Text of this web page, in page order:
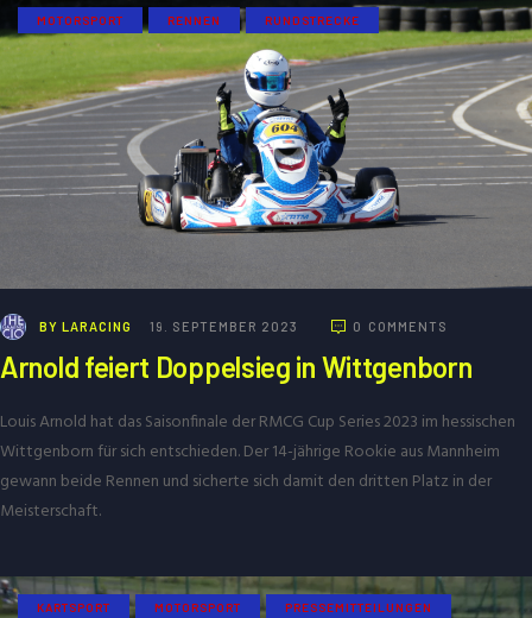
MOTORSPORT RENNEN RUNDSTRECKE
BY LARACING 19. SEPTEMBER 2023 0 COMMENTS
Arnold feiert Doppelsieg in Wittgenborn
Louis Arnold hat das Saisonfinale der RMCG Cup Series 2023 im hessischen
Wittgenborn für sich entschieden. Der 14-jährige Rookie aus Mannheim
gewann beide Rennen und sicherte sich damit den dritten Platz in der
Meisterschaft.
KARTSPORT MOTORSPORT PRESSEMITTEILUNGEN